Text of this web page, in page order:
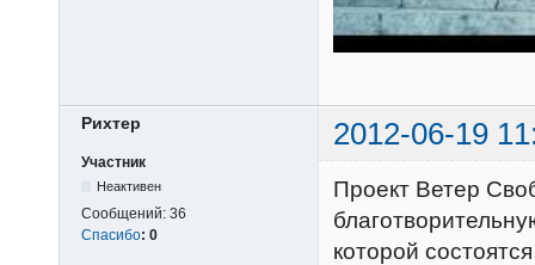
Рихтер 2012-06-19
Участник
Неактивен
Сообщений: 36
Спасибо: 0
Проект Ветер
которой